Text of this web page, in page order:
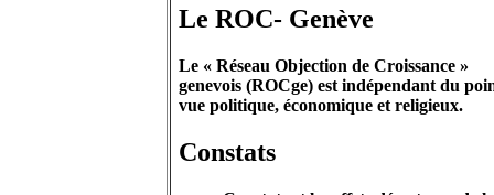
Le ROC- Genève
Le « Réseau Objection de Croissance »
genevois (ROCge) est indépendant du
vue politique, économique et religieux.
Constats